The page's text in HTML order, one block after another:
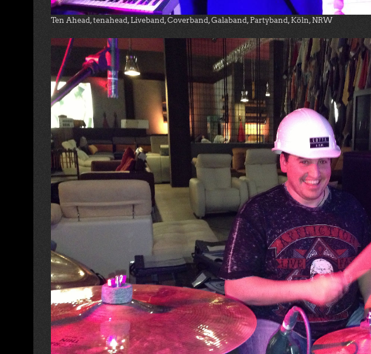
Ten Ahead, tenahead, Liveband, Coverband, Galaband, Partyband, Köln, NRW